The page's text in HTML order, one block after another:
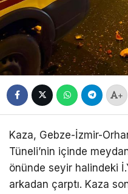
+
Kaza, Gebze-İzmir-
Tüneli’nin içinde
önünde seyir halindeki
arkadan çarptı. Kaza